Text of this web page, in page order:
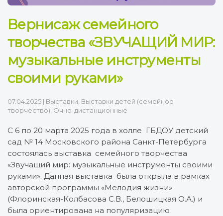
Вернисаж семейного
творчества «ЗВУЧАЩИЙ МИР:
музыкальные инструменты
своими руками»
07.04.2025 | Выставки Выставки детей (семейное
творчество) Очно-дистанционные
С 6 по 20 марта 2025 года в холле ГБДОУ детский
сад № 14 Московского района Санкт-Петербурга
состоялась выставка семейного творчества
«Звучащий мир: музыкальные инструменты своими
руками». Данная выставка была открыла в рамках
авторской программы «Мелодия жизни»
(Флоринская-Колбасова С.В., Белошицкая О.А.) и
была ориентирована на популяризацию